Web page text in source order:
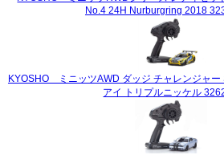
No.4 24H Nurburgring 2018
KYOSHO ミニッツAWD ダッジ チャレンジャー
アイ トリプルニッケル